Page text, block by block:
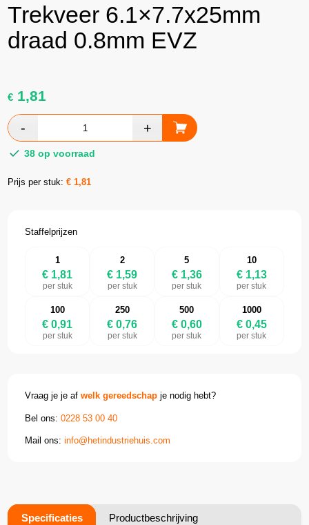
Trekveer 6.1×7.7x25mm
draad 0.8mm EVZ
€ 1,81
38 op voorraad
Prijs per stuk:€1,81
Staffelprijzen
1
€ 1,81
per stuk
2
€ 1,59
per stuk
5
€ 1,36
per stuk
10
€ 1,13
per stuk
100
€ 0,91
per stuk
250
€ 0,76
per stuk
500
€ 0,60
per stuk
1000
€ 0,45
per stuk
Vraag je je afwelk gereedschap je nodig hebt?
Bel ons:0228 53 00 40
Mail ons:info@hetindustriehuis.com
Specificaties Productbeschrijving